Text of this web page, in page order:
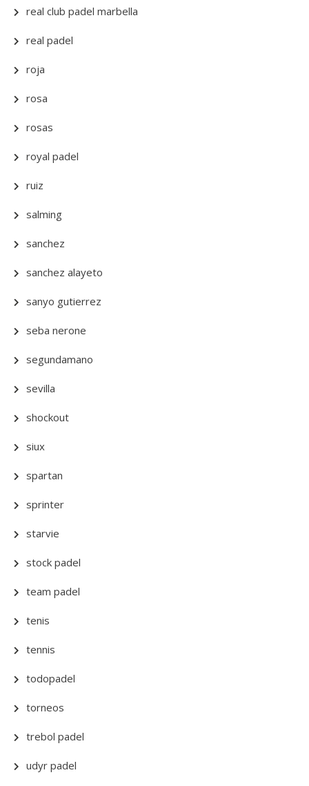
real club padel marbella
real padel
roja
rosa
rosas
royal padel
ruiz
salming
sanchez
sanchez alayeto
sanyo gutierrez
seba nerone
segundamano
sevilla
shockout
siux
spartan
sprinter
starvie
stock padel
team padel
tenis
tennis
todopadel
torneos
trebol padel
udyr padel